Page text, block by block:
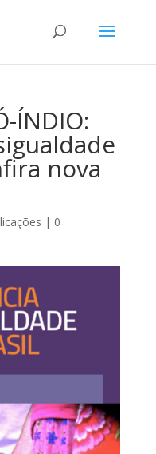
ÍNDIO:
nova
| 0